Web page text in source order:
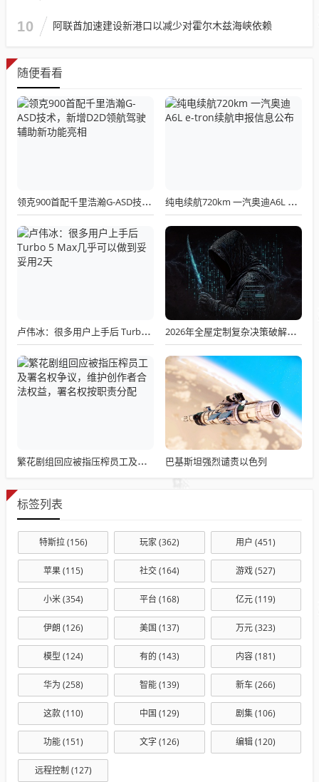
10 阿联酋加速建设新港口以减少对霍尔木兹海峡依赖
随便看看
领克900首配千里浩瀚G-ASD技术，新增D2D领航驾驶辅助新功能亮相 纯电续航720km 一汽奥迪A6L e-tron续航申报信息公布
卢伟冰：很多用户上手后 Turbo 5 Max几乎可以做到妥妥用2天 2026年全屋定制复杂决策破解：10大广州全屋定制品牌真实数据大起底
繁花剧组回应被指压榨员工及署名权争议，维护创作者合法权益，署名权按职责分配 巴基斯坦强烈谴责以色列
标签列表
特斯拉(156) 玩家(362) 用户 (451)
苹果(115) 社交(164) 游戏(527)
小米(354) 平台 (168) 亿元(119)
伊朗 (126) 美国 (137) 万元(323)
模型 (124) 有的 (143) 内容(181)
华为 (258) 智能(139) 新车(266)
这款(110) 中国 (129) 剧集(106)
功能(151) 文字(126) 编辑(120)
远程控制 (127)